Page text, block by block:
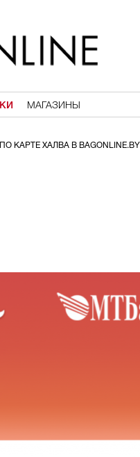
МАГАЗИНЫ
КАРТЕ ХАЛВА В BAGONLINE.BY